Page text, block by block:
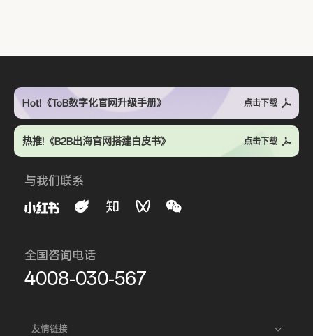
Hot!《ToB数字化官网升级手册》 点击下载
热推!《B2B出海官网搭建白皮书》 点击下载
与我们联系
全国咨询电话
4008-030-567
友情链接